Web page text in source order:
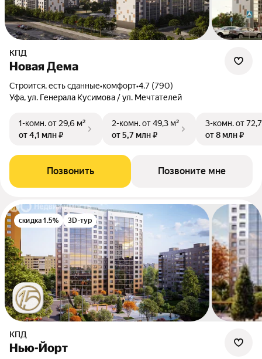
КПД
Новая Дема
Строится, есть сданные•комфорт•4.7 (790)
Уфа, ул. Генерала Кусимова / ул. Мечтателей
1-комн.от 29,6 м²
от 4,1 млн ₽
2-комн.от 49,3 м²
от 5,7 млн ₽
3-комн.от
от 8 млн ₽
Позвонить Позвоните мне
скидка 1.5% 3D-тур
КПД
Нью-Йорт